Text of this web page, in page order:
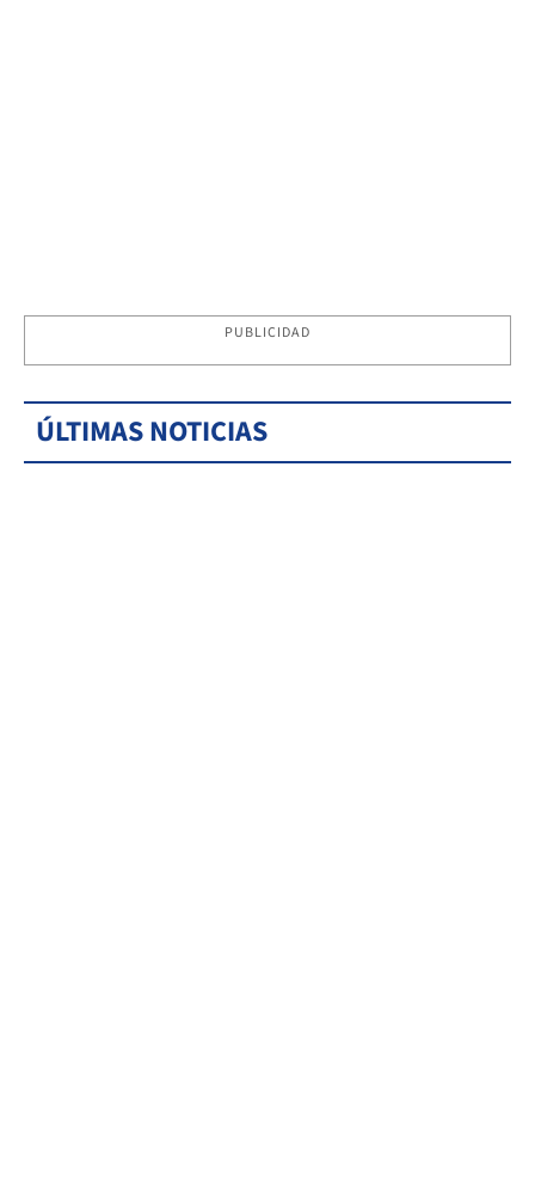
PUBLICIDAD
ÚLTIMAS NOTICIAS